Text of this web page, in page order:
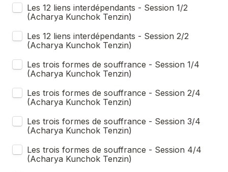
Les 12 liens interdépendants - Session 1/2
(Acharya Kunchok Tenzin)
Les 12 liens interdépendants - Session 2/2
(Acharya Kunchok Tenzin)
Les trois formes de souffrance - Session 1/4
(Acharya Kunchok Tenzin)
Les trois formes de souffrance - Session 2/4
(Acharya Kunchok Tenzin)
Les trois formes de souffrance - Session 3/4
(Acharya Kunchok Tenzin)
Les trois formes de souffrance - Session 4/4
(Acharya Kunchok Tenzin)